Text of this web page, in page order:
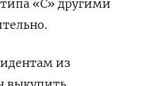
типа «С» другими
из